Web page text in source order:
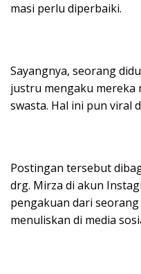
masi perlu diperbaiki.
Sayangnya, seorang
justru mengaku mereka
swasta. Hal ini pun viral
Postingan tersebut
drg. Mirza di akun
pengakuan dari seorang
menuliskan di media